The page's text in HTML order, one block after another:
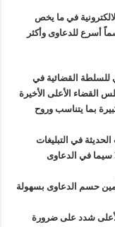
في ما يخص
أسرع للدعاوى وأكثر
للسلطة القضائية في
الأعلى الأخيرة
بما يتناسب وروح
في التبليغات
سيما في الدعاوى
حسم الدعاوى بسهولة
شدد على ضرورة